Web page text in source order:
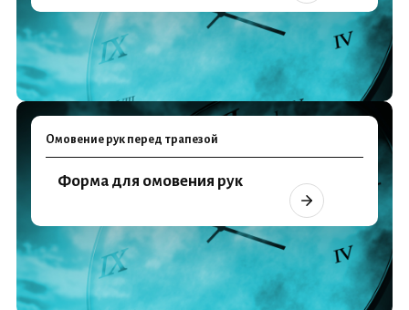
Омовение рук перед трапезой
Форма для омовения рук